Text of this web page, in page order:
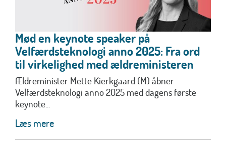
Mød en keynote speaker på
Velfærdsteknologi anno 2025: Fra ord
til virkelighed med ældreministeren
Ældreminister Mette Kierkgaard (M) åbner
Velfærdsteknologi anno 2025 med dagens første
keynote...
Læs mere